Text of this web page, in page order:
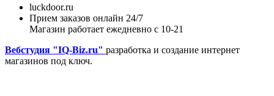
luckdoor.ru
Прием заказов онлайн 24/7
Магазин работает ежедневно с 10-21
Вебстудия "IQ-Biz.ru" разработка и создание интернет
магазинов под ключ.